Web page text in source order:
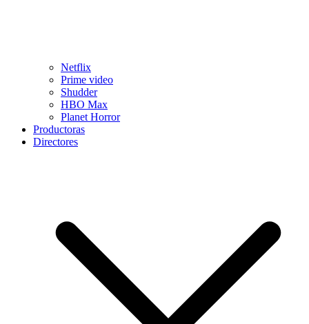
Netflix
Prime video
Shudder
HBO Max
Planet Horror
Productoras
Directores